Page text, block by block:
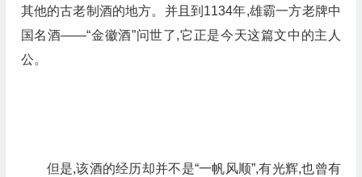
其他的古老制酒的地方。并且到1134年,雄霸一方老牌中
国名酒——“金徽酒”问世了,它正是今天这篇文中的主人
公。
但是,该酒的经历却并不是“一帆风顺”,有光辉,也曾有